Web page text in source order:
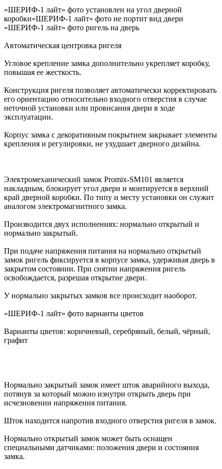
«ШЕРИФ-1 лайт» фото установлен на угол дверной
коробки«ШЕРИФ-1 лайт» фото не портит вид двери
«ШЕРИФ-1 лайт» фото ригель на дверь
Автоматическая центровка ригеля
Угловое крепление замка дополнительно укрепляет коробку,
повышая ее жесткость.
Конструкция ригеля позволяет автоматически корректировать
его ориентацию относительно входного отверстия в случае
неточной установки или провисания двери в ходе
эксплуатации.
Корпус замка с декоративным покрытием закрывает элементы
крепления и регулировки, не ухудшает дверного дизайна.
Электромеханический замок Promix-SM101 является
накладным, блокирует угол двери и монтируется в верхний
край дверной коробки. По типу и месту установки он служит
аналогом электромагнитного замка.
Производится двух исполнениях: нормально открытый и
нормально закрытый.
При подаче напряжения питания на нормально открытый
замок ригель фиксируется в корпусе замка, удерживая дверь в
закрытом состоянии. При снятии напряжения ригель
освобождается, разрешая открытие двери.
У нормально закрытых замков все происходит наоборот.
«ШЕРИФ-1 лайт» фото варианты цветов
Варианты цветов: коричневый, серебряный, белый, чёрный,
графит
Нормально закрытый замок имеет шток аварийного выхода,
потянув за который можно изнутри открыть дверь при
исчезновении напряжения питания.
Шток находится напротив входного отверстия ригеля в замок.
Нормально открытый замок может быть оснащен
специальными датчиками: положения двери и состояния
замка.